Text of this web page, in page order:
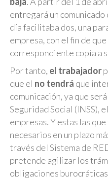
entregará un
día facilitaba dos, una
empresa, con el fin de
correspondiente copia a
Por tanto, el trabajador
que el no tendrá que
comunicación, ya que
Seguridad Social (INSS),
empresas. Y estas las
necesarios en un plazo
través del Sistema de
pretende agilizar los
obligaciones